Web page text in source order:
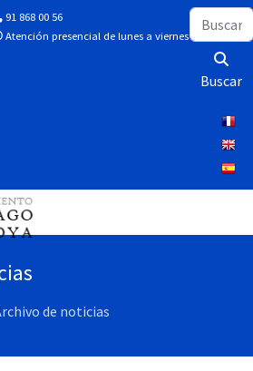
91 868 00 56
Atención presencial de lunes a viernes de 10:00 a
Buscar
Buscar
de noticias